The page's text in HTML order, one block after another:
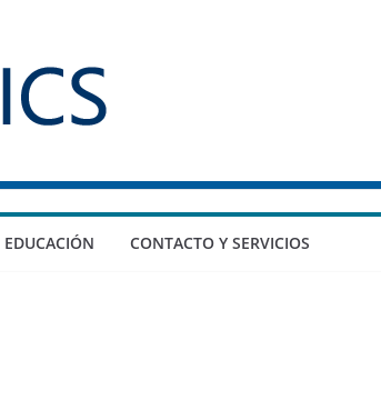
EDUCACIÓN CONTACTO Y SERVICIOS